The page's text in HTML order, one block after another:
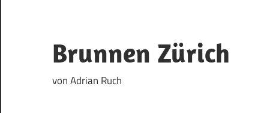
content
Brunnen Zürich
von Adrian Ruch